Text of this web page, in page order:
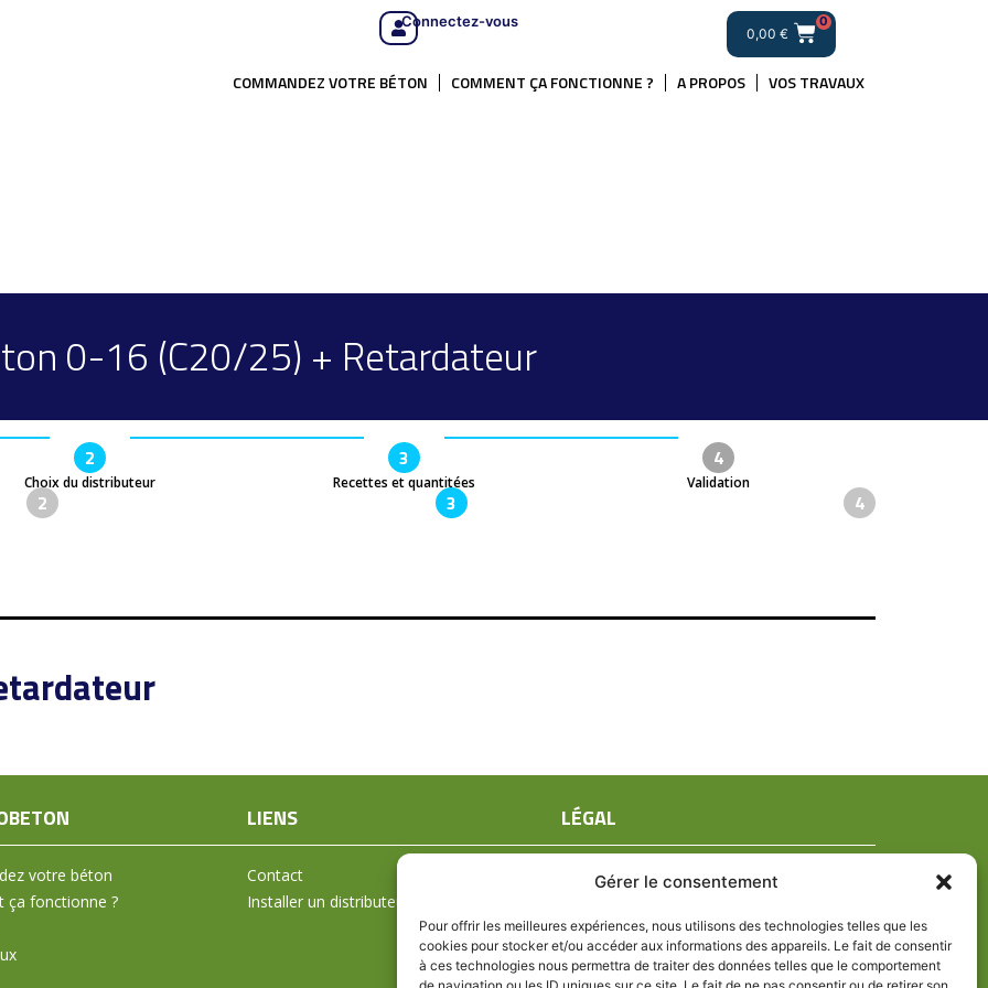
Gérer le consentement
Pour offrir les meilleures expériences, nous utilisons des technologies telles que les
cookies pour stocker et/ou accéder aux informations des appareils. Le fait de consentir
à ces technologies nous permettra de traiter des données telles que le comportement
Connectez-vous
0,00 €
0
COMMANDEZ VOTRE BÉTON COMMENT ÇA FONCTIONNE ? A PROPOS VOS TRAVAUX
0-16 (C20/25) + Retardateur
2
Choix du distributeur
3
Recettes et quantitées
4
Validation
2 3 4
votre béton
ça fonctionne ?
LIENS
Contact
Installer un distributeur
LÉGAL
Mentions légales
Politique de confidentialité
Politique de cookies (UE)